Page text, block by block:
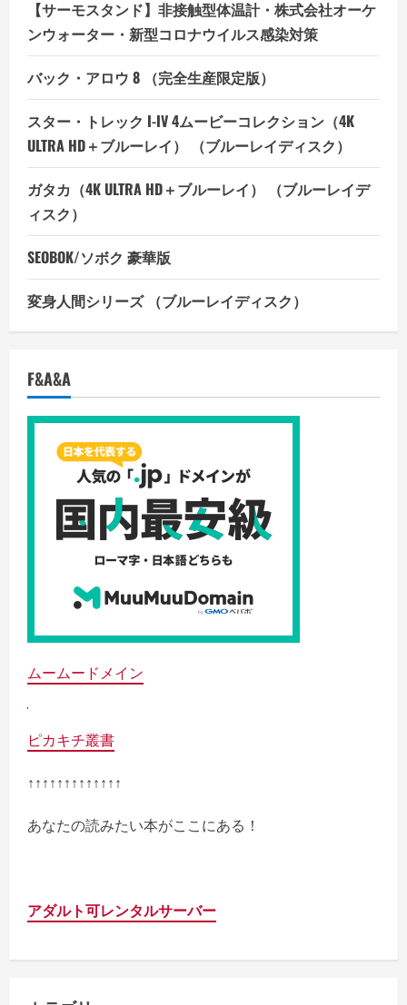
【サーモスタンド】非接触型体温計・株式会社オーケ
ンウォーター・新型コロナウイルス感染対策
バック・アロウ 8 （完全生産限定版）
スター・トレック I-IV 4ムービーコレクション（4K
ULTRA HD＋ブルーレイ） （ブルーレイディスク）
ガタカ（4K ULTRA HD＋ブルーレイ） （ブルーレイデ
ィスク）
SEOBOK/ソボク 豪華版
変身人間シリーズ （ブルーレイディスク）
F&A&A
ムームードメイン
ピカキチ叢書
↑↑↑↑↑↑↑↑↑↑↑↑↑
あなたの読みたい本がここにある！
アダルト可レンタルサーバー